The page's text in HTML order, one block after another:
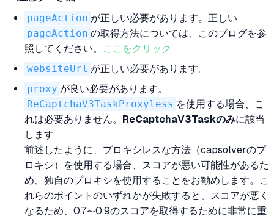
pageAction が正しい必要があります。正しい
pageAction の取得方法については、このブログを参
照してください。
ここをクリック
websiteUrl が正しい必要があります。
proxy が良い必要があります。
ReCaptchaV3TaskProxyless を使用する場合、こ
れは必要ありません。 ReCaptchaV3Taskのみに該当
します
前述したように、プロキシレスな方法（capsolverのプ
ロキシ）を使用する場合、スコアが悪い可能性があるた
め、独自のプロキシを使用することをお勧めします。こ
れらのポイントのいずれかが失敗すると、スコアが悪く
なるため、0.7〜0.9のスコアを取得するために非常に重